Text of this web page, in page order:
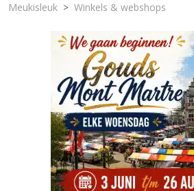
Meukisleuk Winkels & webshops